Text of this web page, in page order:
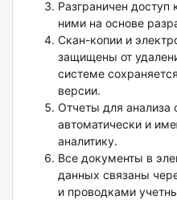
Разграничен
ними на основе
Скан-копии и
защищены от
системе
версии.
Отчеты для анализа
автоматически и
аналитику.
Все документы в
данных связаны
и проводками